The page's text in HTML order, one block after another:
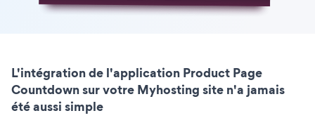
L'intégration de l'application Product Page
Countdown sur votre Myhosting site n'a jamais
été aussi simple